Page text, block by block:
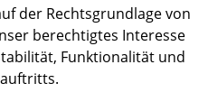
der Rechtsgrundlage von
berechtigtes Interesse
Funktionalität und